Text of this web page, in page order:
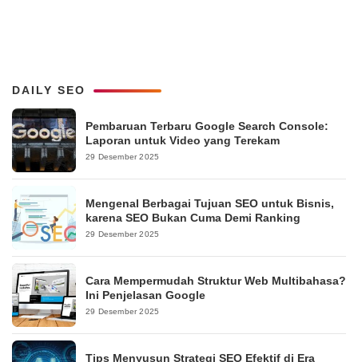
DAILY SEO
Pembaruan Terbaru Google Search Console:
Laporan untuk Video yang Terekam
29 Desember 2025
Mengenal Berbagai Tujuan SEO untuk Bisnis,
karena SEO Bukan Cuma Demi Ranking
29 Desember 2025
Cara Mempermudah Struktur Web Multibahasa?
Ini Penjelasan Google
29 Desember 2025
Tips Menyusun Strategi SEO Efektif di Era